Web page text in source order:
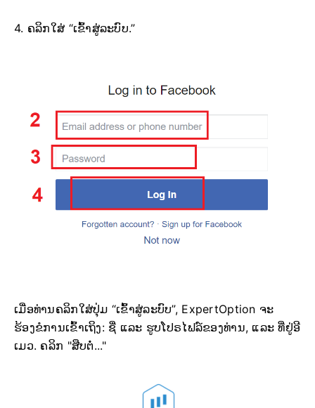
4. ຄລິກໃສ່ “ເຂົ້າສູ່ລະບົບ.”
ເມື່ອທ່ານຄລິກໃສ່ປຸ່ມ “ເຂົ້າສູ່ລະບົບ”, ExpertOption ຈະ
ຮ້ອງຂໍການເຂົ້າເຖິງ: ຊື່ ແລະ ຮູບໂປຣໄຟລ໌ຂອງທ່ານ, ແລະ ທີ່ຢູ່ອີ
ເມວ. ຄລິກ "ສືບຕໍ່..."